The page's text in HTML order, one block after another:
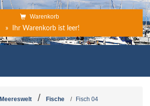
Warenkorb
» Ihr Warenkorb ist leer!
Meereswelt Fische Fisch 04